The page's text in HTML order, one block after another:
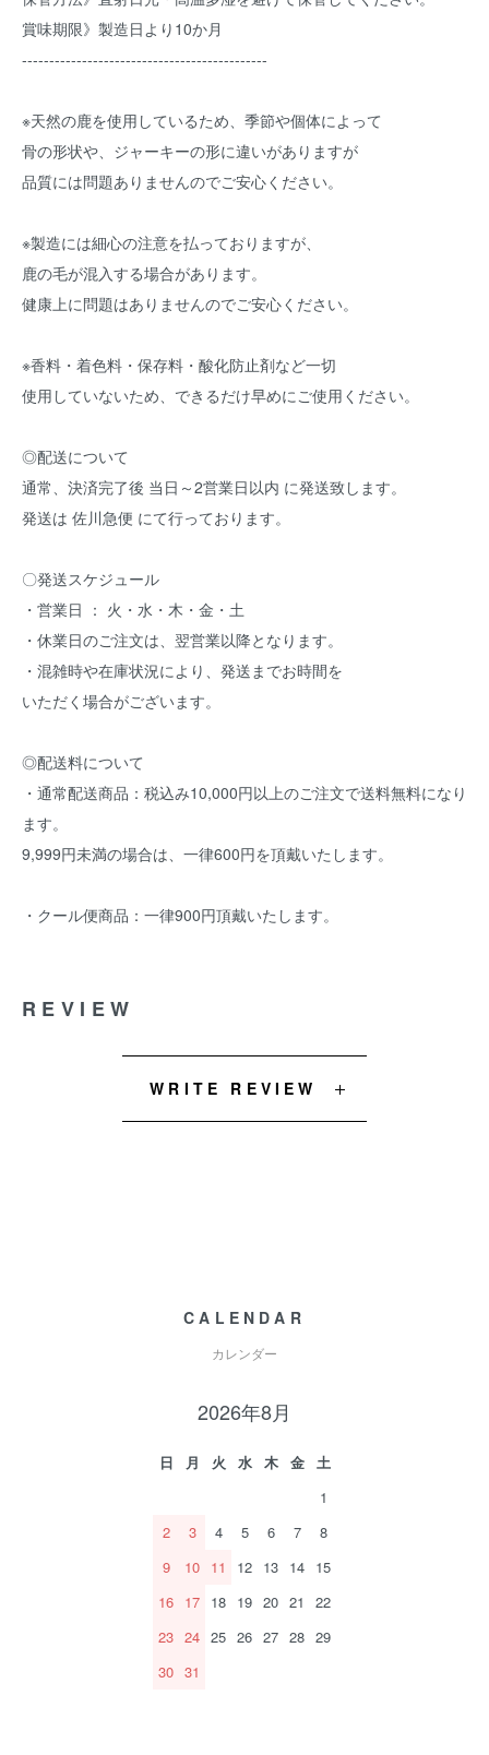
賞味期限》製造日より10か月
---------------------------------------------
※天然の鹿を使用しているため、季節や個体によって
骨の形状や、ジャーキーの形に違いがありますが
品質には問題ありませんのでご安心ください。
※製造には細心の注意を払っておりますが、
鹿の毛が混入する場合があります。
健康上に問題はありませんのでご安心ください。
※香料・着色料・保存料・酸化防止剤など一切
使用していないため、できるだけ早めにご使用ください。
◎配送について
通常、決済完了後 当日～2営業日以内 に発送致します。
発送は 佐川急便 にて行っております。
〇発送スケジュール
・営業日 ： 火・水・木・金・土
・休業日のご注文は、翌営業以降となります。
・混雑時や在庫状況により、発送までお時間を
いただく場合がございます。
◎配送料について
・通常配送商品：税込み10,000円以上のご注文で送料無料になり
ます。
9,999円未満の場合は、一律600円を頂戴いたします。
・クール便商品：一律900円頂戴いたします。
REVIEW
WRITE REVIEW
CALENDAR
カレンダー
2026年8月
日 月 火 水 木 金
土
1
2
3 4 5 6 7
8
9
10 11 12 13 14 15
16 17 18 19 20 21
22
23 24 25 26 27 28 29
30 31